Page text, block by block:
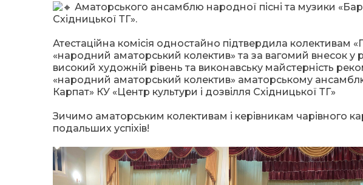
Аматорського ансамблю народної пісні та музики
Східницької ТГ».
Атестаційна комісія одностайно підтвердила колективам
«народний аматорський колектив» та за вагомий внесок у
високий художній рівень та виконавську майстерність
«народний аматорський колектив» аматорському
Карпат» КУ «Центр культури і дозвілля Східницької ТГ»
Зичимо аматорським колективам і керівникам чарівного
подальших успіхів!